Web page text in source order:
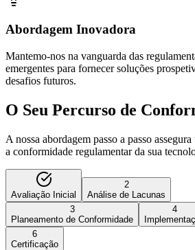
Abordagem Inovadora
Mantemo-nos na vanguarda das
emergentes para fornecer soluções
desafios futuros.
O Seu Percurso de
A nossa abordagem passo a passo
a conformidade regulamentar da sua
Avaliação Inicial
2
Análise de Lacunas
3
Planeamento de Conformidade
4
6
Certificação